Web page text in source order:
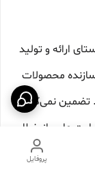
ارائه و تولید
محصولات
تضمین نمی‏‌کند که
عاری از خطا
هر گونه
پروفایل